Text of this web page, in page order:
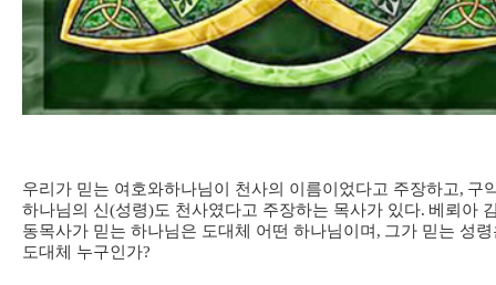
우리가 믿는 여호와하나님이 천사의 이름이었다고 주장하고, 구
하나님의 신 (성령)도 천사였다고 주장하는 목사가 있다. 베뢰아
동목사가 믿는 하나님은 도대체 어떤 하나님이며 , 그가 믿는 성령
도대체 누구인가?